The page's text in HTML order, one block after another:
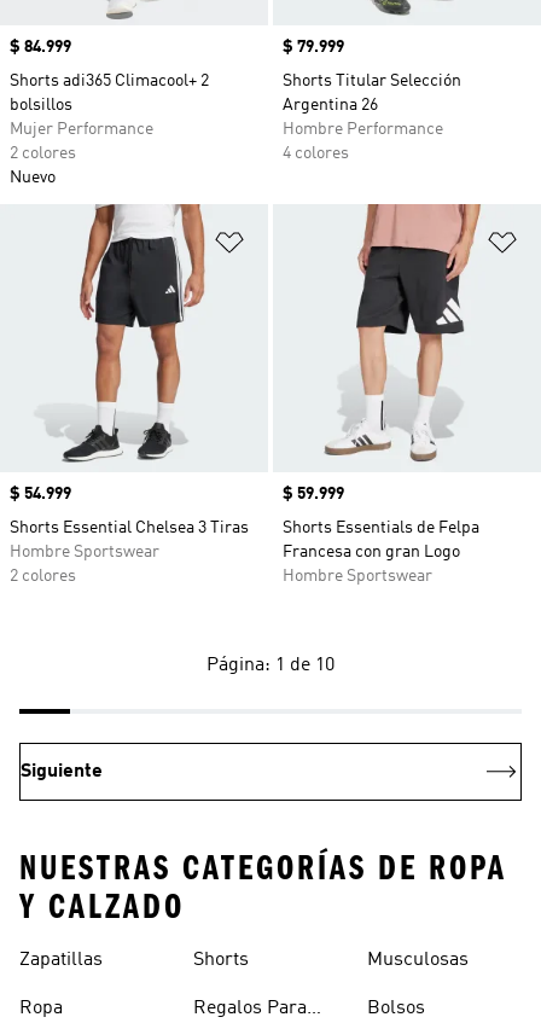
Precio
$ 84.999
Shorts adi365 Climacool+ 2
bolsillos
Mujer Performance
2 colores
Nuevo
Precio
$ 79.999
Shorts Titular Selección
Argentina 26
Hombre Performance
4 colores
Añadir a la lista de deseos
Precio
$ 54.999
Shorts Essential Chelsea 3 Tiras
Hombre Sportswear
2 colores
Precio
$ 59.999
Shorts Essentials de Felpa
Francesa con gran Logo
Hombre Sportswear
Página: 1 de 10
Siguiente
NUESTRAS CATEGORÍAS DE ROPA
Y CALZADO
Zapatillas
Ropa
Shorts
Regalos Para
Musculosas
Bolsos